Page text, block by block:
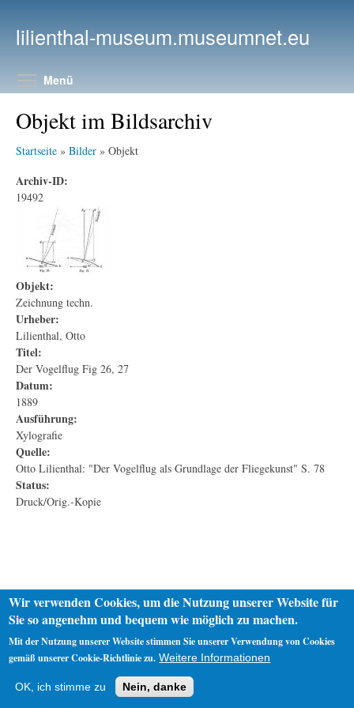
lilienthal-museum.museumnet.eu
Menü
Objekt im Bildsarchiv
Startseite » Bilder » Objekt
Archiv-ID:
19492
Objekt:
Zeichnung techn.
Urheber:
Lilienthal, Otto
Titel:
Der Vogelflug Fig 26, 27
Datum:
1889
Ausführung:
Xylografie
Quelle:
Otto Lilienthal: "Der Vogelflug als Grundlage der Fliegekunst" S. 78
Status:
Druck/Orig.-Kopie
Impressum
Wir verwenden Cookies, um die Nutzung unserer Website für
Sie so angenehm und bequem wie möglich zu machen.
Mit der Nutzung unserer Website stimmen Sie unserer Verwendung von Cookies
gemäß unserer Cookie-Richtlinie zu. Weitere Informationen
OK, ich stimme zu Nein, danke